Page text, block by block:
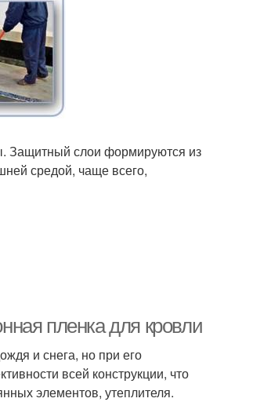
Защитный слои формируются из
средой, чаще всего,
пленка для кровли
и снега, но при его
всей конструкции, что
элементов, утеплителя.